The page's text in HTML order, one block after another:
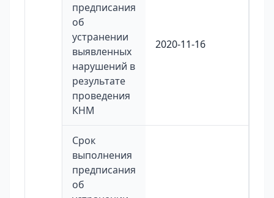
предписания
об
устранении
выявленных
нарушений в
результате
проведения
КНМ
2020-11-16
Срок
выполнения
предписания
об